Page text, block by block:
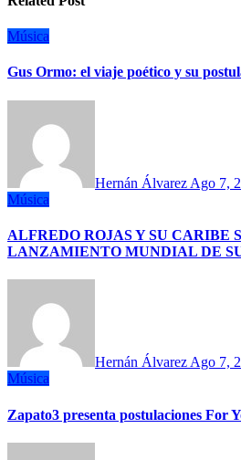
Música
Gus Ormo: el viaje poético y su
Hernán Álvarez Ago 7,
Música
ALFREDO ROJAS Y SU CARIBE
LANZAMIENTO MUNDIAL DE
Hernán Álvarez Ago 7,
Música
Zapato3 presenta postulaciones For